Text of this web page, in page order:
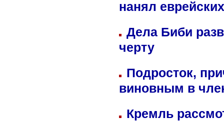
нанял
Дела Биби
черту
Подросток,
виновным в
Кремль